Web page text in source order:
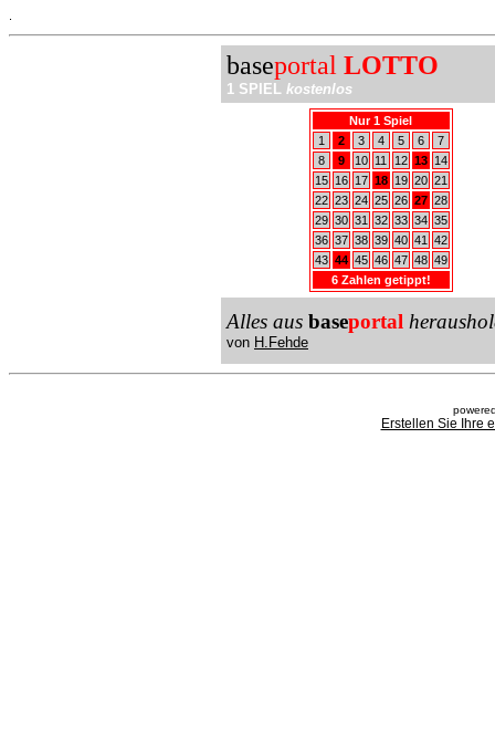
baseportal LOTTO
1 SPIEL kostenlos
Nur 1 Spiel
1
2 3 4 5 6
7
8
9 10 11 12 13
14
15
16 17 18 19 20 21
22 23 24 25 26 27 28
29 30 31 32 33 34 35
36 37 38 39 40 41
42
43 44 45 46 47 48 49
6 Zahlen getippt!
Alles aus baseportal
von H.Fehde
Erstellen Sie Ihre